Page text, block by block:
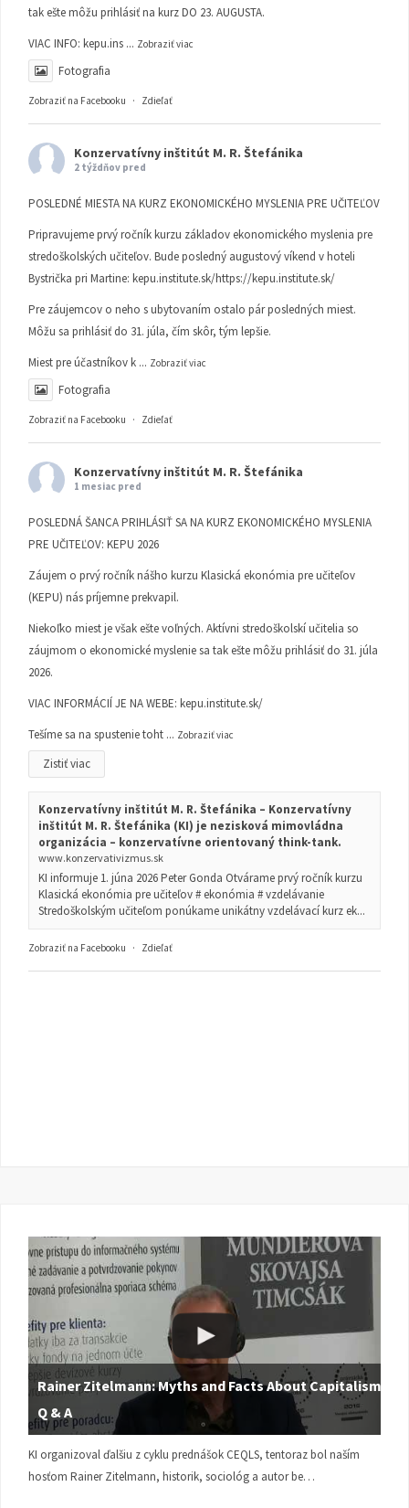
tak ešte môžu prihlásiť na kurz DO 23. AUGUSTA.
VIAC INFO: kepu.ins ... Zobraziť viac
Fotografia
Zobraziť na Facebooku · Zdieľať
Konzervatívny inštitút M. R. Štefánika
2 týždňov pred
POSLEDNÉ MIESTA NA KURZ EKONOMICKÉHO MYSLENIA PRE UČITEĽOV
Pripravujeme prvý ročník kurzu základov ekonomického myslenia pre
stredoškolských učiteľov. Bude posledný augustový víkend v hoteli
Bystrička pri Martine: kepu.institute.sk/https://kepu.institute.sk/
Pre záujemcov o neho s ubytovaním ostalo pár posledných miest.
Môžu sa prihlásiť do 31. júla, čím skôr, tým lepšie.
Miest pre účastníkov k ... Zobraziť viac
Fotografia
Zobraziť na Facebooku · Zdieľať
Konzervatívny inštitút M. R. Štefánika
1 mesiac pred
POSLEDNÁ ŠANCA PRIHLÁSIŤ SA NA KURZ EKONOMICKÉHO MYSLENIA
PRE UČITEĽOV: KEPU 2026
Záujem o prvý ročník nášho kurzu Klasická ekonómia pre učiteľov
(KEPU) nás príjemne prekvapil.
Niekoľko miest je však ešte voľných. Aktívni stredoškolskí učitelia so
záujmom o ekonomické myslenie sa tak ešte môžu prihlásiť do 31. júla
2026.
VIAC INFORMÁCIÍ JE NA WEBE: kepu.institute.sk/
Tešíme sa na spustenie toht ... Zobraziť viac
Zistiť viac
Konzervatívny inštitút M. R. Štefánika – Konzervatívny
inštitút M. R. Štefánika (KI) je nezisková mimovládna
organizácia – konzervatívne orientovaný think-tank.
www.konzervativizmus.sk
KI informuje 1. júna 2026 Peter Gonda Otvárame prvý ročník kurzu
Klasická ekonómia pre učiteľov # ekonómia # vzdelávanie
Stredoškolským učiteľom ponúkame unikátny vzdelávací kurz ek...
Zobraziť na Facebooku · Zdieľať
Rainer Zitelmann: Myths and Facts About Capitalism |
Q & A
KI organizoval ďalšiu z cyklu prednášok CEQLS, tentoraz bol naším
hosťom Rainer Zitelmann, historik, sociológ a autor be…